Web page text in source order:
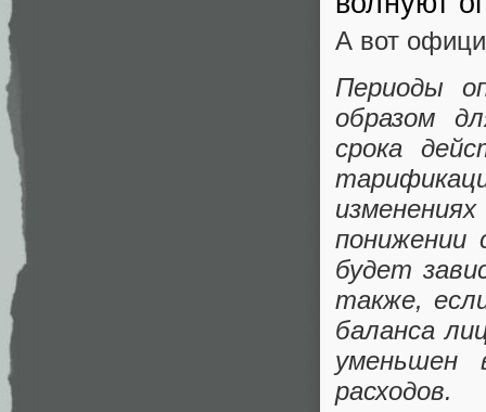
А вот
Периоды
образом
срока
понижении
будет
также,
баланса
уменьшен
расходов.